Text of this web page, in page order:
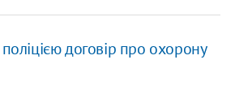
договір про охорону